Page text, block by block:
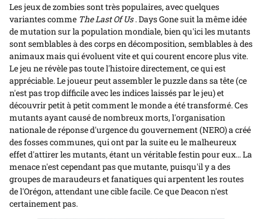
Les jeux de zombies sont très populaires, avec quelques
variantes comme The Last Of Us. Days Gone suit la même idée
de mutation sur la population mondiale, bien qu'ici les mutants
sont semblables à des corps en décomposition, semblables à des
animaux mais qui évoluent vite et qui courent encore plus vite.
Le jeu ne révèle pas toute l'histoire directement, ce qui est
appréciable. Le joueur peut assembler le puzzle dans sa tête (ce
n'est pas trop difficile avec les indices laissés par le jeu) et
découvrir petit à petit comment le monde a été transformé. Ces
mutants ayant causé de nombreux morts, l'organisation
nationale de réponse d'urgence du gouvernement (NERO) a créé
des fosses communes, qui ont par la suite eu le malheureux
effet d'attirer les mutants, étant un véritable festin pour eux… La
menace n'est cependant pas que mutante, puisqu'il y a des
groupes de maraudeurs et fanatiques qui arpentent les routes
de l'Orégon, attendant une cible facile. Ce que Deacon n'est
certainement pas.